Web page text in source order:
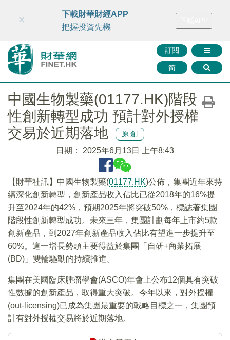
財華智庫網 FINTV FINMETA 財華證券 媒體矩陣
訂閱
简
×
下載財華財經APP
把握投資先機
中國生物製藥(01177.HK)階段
性創新轉型成功 預計對外授權
交易於近期落地
原創
日期： 2025年6月13日 上午8:43
【財華社訊】中國生物製藥(01177.HK)公佈，集團近年來持
續深化創新轉型，創新產品收入佔比已從2018年的16%提
升至2024年的42%，預期2025年將突破50%，標誌著集團
階段性創新轉型成功。未來三年，集團計劃每年上市約5款
創新產品，到2027年創新產品收入佔比有望進一步提升至
60%。這一增長勢頭主要得益於集團「自研+商業拓展
(BD)」雙輪驅動的持續推進。
集團在美國臨床腫瘤學會(ASCO)年會上公布12個具有突破
性數據的創新產品，取得重大突破。今年以來，對外授權
(out-licensing)已成為集團最重要的戰略目標之一，集團預
計有對外授權交易將於近期落地。